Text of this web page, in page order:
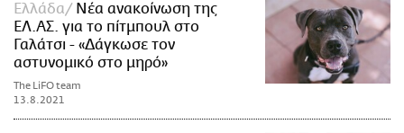
Ελλάδα
Νέα ανακοίνωση της
ΕΛ.ΑΣ. για το πίτμπουλ στο
Γαλάτσι - «Δάγκωσε τον
αστυνομικό στο μηρό»
The LiFO team
13.8.2021